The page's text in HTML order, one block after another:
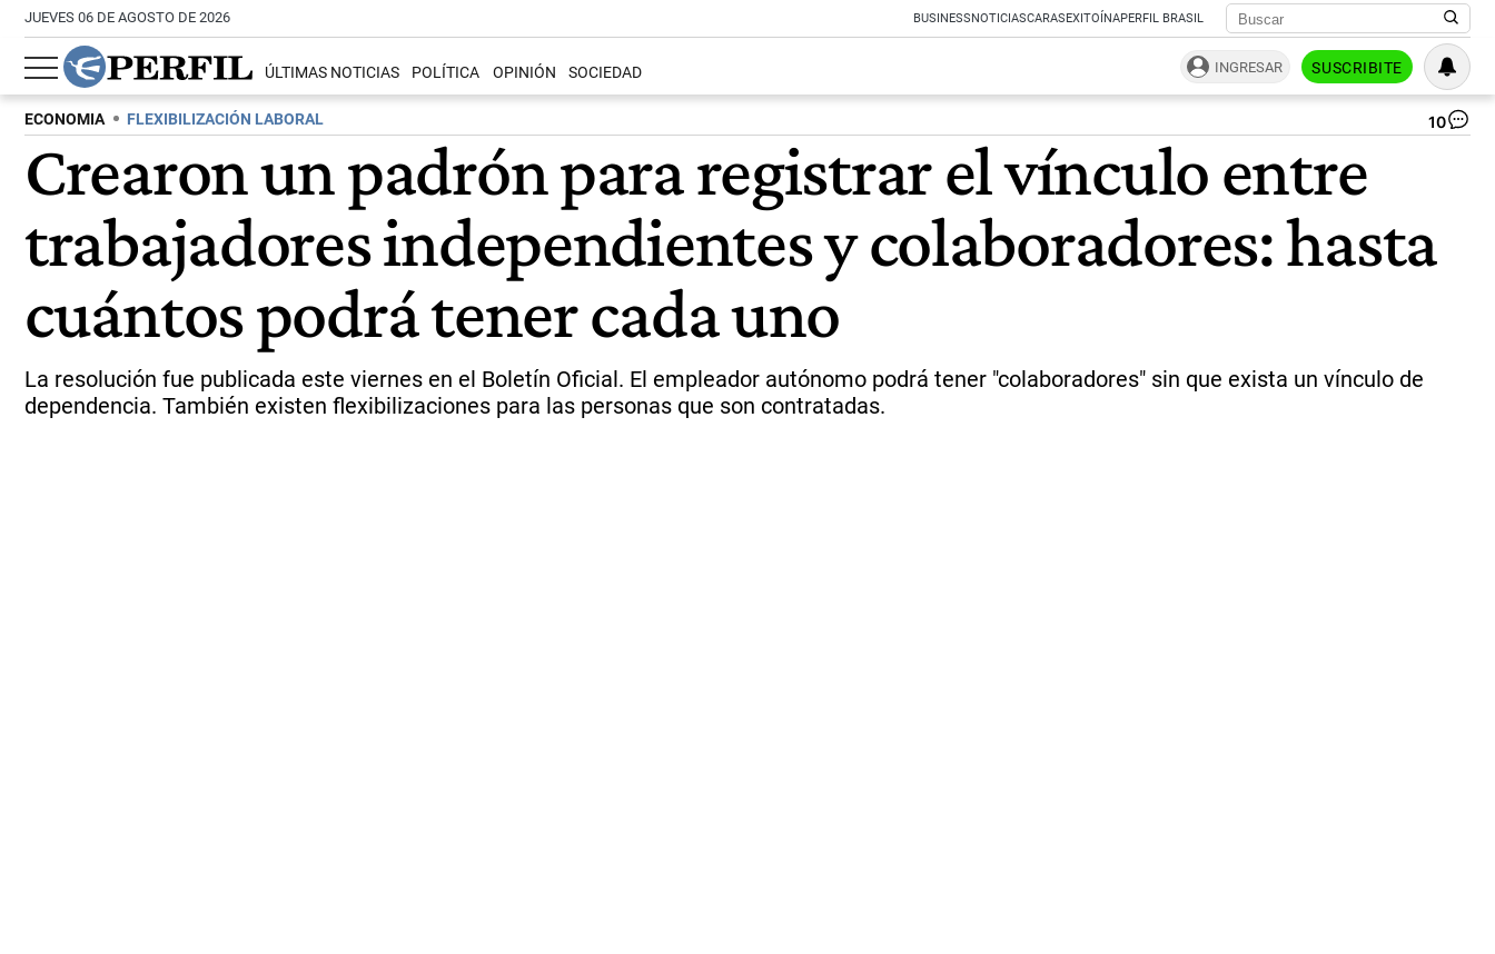
JUEVES 06 DE AGOSTO DE 2026 BUSINESSNOTICIASCARASEXITOÍNAPERFIL BRASIL
ÚLTIMAS NOTICIAS POLÍTICA OPINIÓN SOCIEDAD INGRESAR SUSCRIBITE
ECONOMIA FLEXIBILIZACIÓN LABORAL 10
Crearon un padrón para registrar el vínculo entre
trabajadores independientes y colaboradores: hasta
cuántos podrá tener cada uno
La resolución fue publicada este viernes en el Boletín Oficial. El empleador autónomo podrá tener "colaboradores" sin que exista un vínculo de
dependencia. También existen flexibilizaciones para las personas que son contratadas.